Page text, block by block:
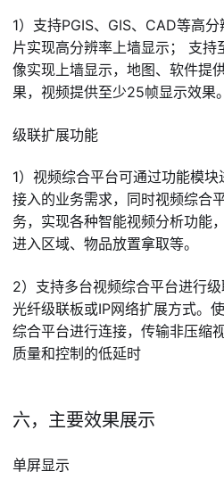
1）支持PGIS、GIS、CAD等高
片实现高分辨率上墙显示； 支持
像实现上墙显示，地图、软件提
果，视频提供至少25帧显示效果。
级联扩展功能
1）视频综合平台可通过功能模
接入的业务需求，同时视频综合
务，实现各种智能视频分析功能
进入区域、物品放置拿取等。
2）支持多台视频综合平台进行
光纤级联板或IP网络扩展方式。
综合平台进行连接，传输非压缩
质量和控制的低延时
六，主要效果展示
单屏显示